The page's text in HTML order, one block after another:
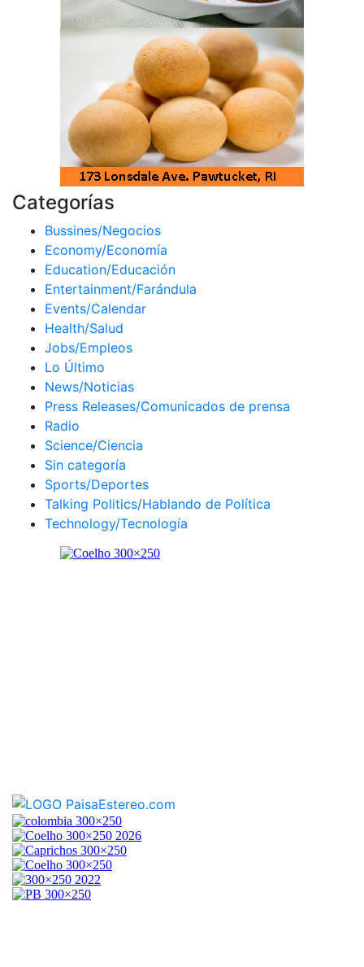
Categorías
Bussines/Negocios
Economy/Economía
Education/Educación
Entertainment/Farándula
Events/Calendar
Health/Salud
Jobs/Empleos
Lo Último
News/Noticias
Press Releases/Comunicados de prensa
Radio
Science/Ciencia
Sin categoría
Sports/Deportes
Talking Politics/Hablando de Política
Technology/Tecnología